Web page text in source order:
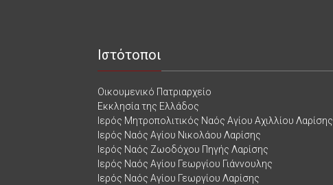
Ιστότοποι
Οικουμενικό Πατριαρχείο
Εκκλησία της Ελλάδος
Ιερός Μητροπολιτικός Ναός Αγίου Αχιλλίου Λαρίσης
Ιερός Ναός Αγίου Νικολάου Λαρίσης
Ιερός Ναός Ζωοδόχου Πηγής Λαρίσης
Ιερός Ναός Αγίου Γεωργίου Γιάννουλης
Ιερός Ναός Αγίου Γεωργίου Λαρίσης